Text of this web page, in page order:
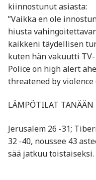
kiinnostunut asiasta:
”Vaikka en ole
hiusta
kaikkeni täydellisen
kuten hän vakuutti TV-
Police on high alert
threatened by violence
LÄMPÖTILAT TANÄÄN
Jerusalem 26 -31;
32 -40, noussee 43
sää jatkuu toistaiseksi.